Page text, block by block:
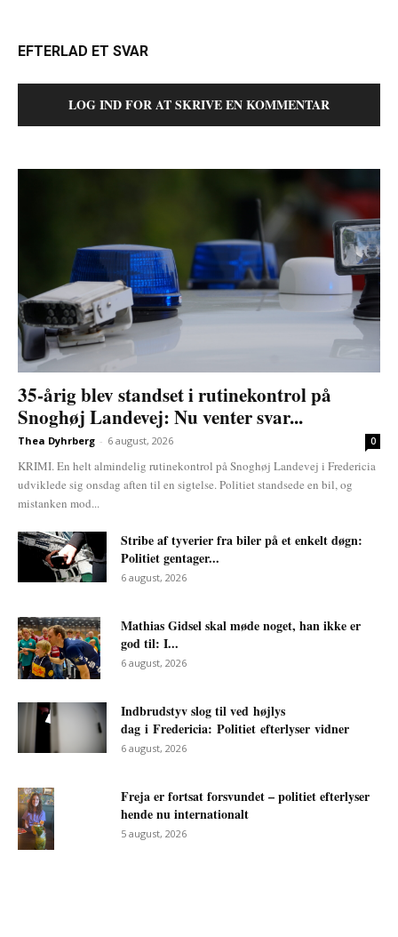
EFTERLAD ET SVAR
LOG IND FOR AT SKRIVE EN KOMMENTAR
35-årig blev standset i rutinekontrol på
Snoghøj Landevej: Nu venter svar...
Thea Dyhrberg - 6 august, 2026 0
KRIMI. En helt almindelig rutinekontrol på Snoghøj Landevej i Fredericia
udviklede sig onsdag aften til en sigtelse. Politiet standsede en bil, og
mistanken mod...
Stribe af tyverier fra biler på et enkelt døgn:
Politiet gentager...
6 august, 2026
Mathias Gidsel skal møde noget, han ikke er
god til: I...
6 august, 2026
Indbrudstyv slog til ved højlys
dag i Fredericia: Politiet efterlyser vidner
6 august, 2026
Freja er fortsat forsvundet – politiet efterlyser
hende nu internationalt
5 august, 2026